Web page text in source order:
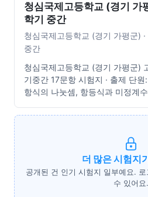
청심국제고등학교 (경기 가
학기 중간
청심국제고등학교 (경기 가평군) ·
중간
청심국제고등학교 (경기 가평군)
기중간 17문항 시험지 · 출제 단
항식의 나눗셈, 항등식과 미정계수
더 많은 시험지
공개된 건 인기 시험지 일부예요.
수 있어요.